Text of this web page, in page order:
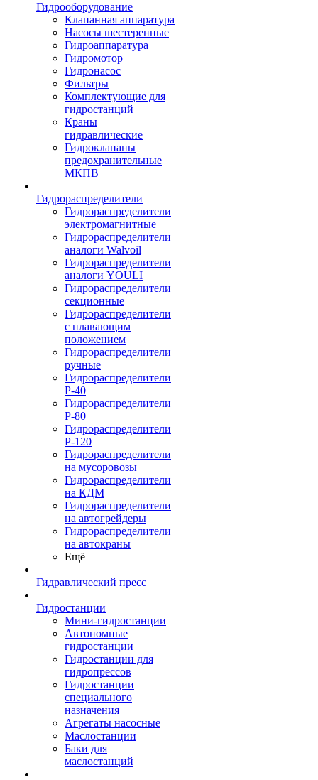
Гидрооборудование
Клапанная аппаратура
Насосы шестеренные
Гидроаппаратура
Гидромотор
Гидронасос
Фильтры
Комплектующие для
гидростанций
Краны
гидравлические
Гидроклапаны
предохранительные
МКПВ
Гидрораспределители
Гидрораспределители
электромагнитные
Гидрораспределители
аналоги Walvoil
Гидрораспределители
аналоги YOULI
Гидрораспределители
секционные
Гидрораспределители
с плавающим
положением
Гидрораспределители
ручные
Гидрораспределители
Р-40
Гидрораспределители
Р-80
Гидрораспределители
Р-120
Гидрораспределители
на мусоровозы
Гидрораспределители
на КДМ
Гидрораспределители
на автогрейдеры
Гидрораспределители
на автокраны
Ещё
Гидравлический пресс
Гидростанции
Мини-гидростанции
Автономные
гидростанции
Гидростанции для
гидропрессов
Гидростанции
специального
назначения
Агрегаты насосные
Маслостанции
Баки для
маслостанций